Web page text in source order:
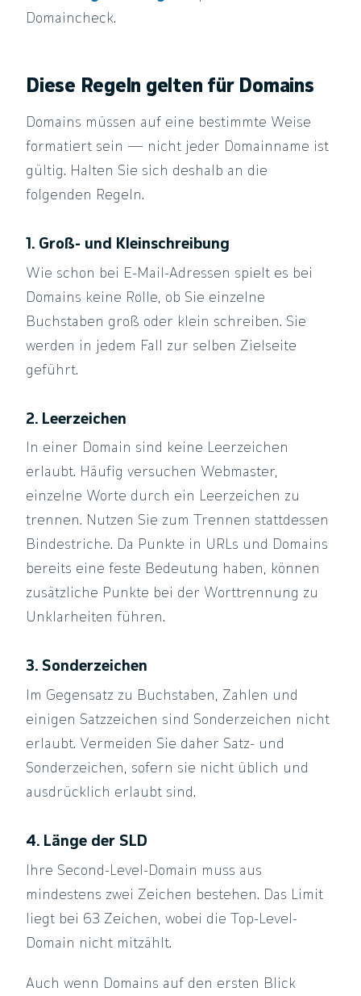
Domaincheck.
Diese Regeln gelten für Domains
Domains müssen auf eine bestimmte Weise
formatiert sein — nicht jeder Domainname ist
gültig. Halten Sie sich deshalb an die
folgenden Regeln.
1. Groß- und Kleinschreibung
Wie schon bei E-Mail-Adressen spielt es bei
Domains keine Rolle, ob Sie einzelne
Buchstaben groß oder klein schreiben. Sie
werden in jedem Fall zur selben Zielseite
geführt.
2. Leerzeichen
In einer Domain sind keine Leerzeichen
erlaubt. Häufig versuchen Webmaster,
einzelne Worte durch ein Leerzeichen zu
trennen. Nutzen Sie zum Trennen stattdessen
Bindestriche. Da Punkte in URLs und Domains
bereits eine feste Bedeutung haben, können
zusätzliche Punkte bei der Worttrennung zu
Unklarheiten führen.
3. Sonderzeichen
Im Gegensatz zu Buchstaben, Zahlen und
einigen Satzzeichen sind Sonderzeichen nicht
erlaubt. Vermeiden Sie daher Satz- und
Sonderzeichen, sofern sie nicht üblich und
ausdrücklich erlaubt sind.
4. Länge der SLD
Ihre Second-Level-Domain muss aus
mindestens zwei Zeichen bestehen. Das Limit
liegt bei 63 Zeichen, wobei die Top-Level-
Domain nicht mitzählt.
Auch wenn Domains auf den ersten Blick